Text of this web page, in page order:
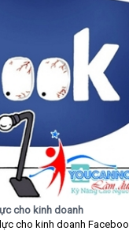
cho kinh doanh
cho kinh doanh